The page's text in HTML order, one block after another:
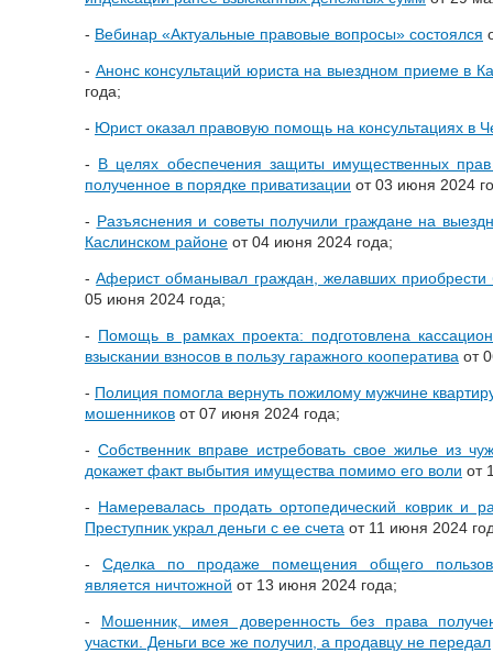
- Вебинар «Актуальные правовые вопросы» состоялся
- Анонс консультаций юриста на выездном приеме в
года;
- Юрист оказал правовую помощь на консультациях в
- В целях обеспечения защиты имущественных
полученное в порядке приватизации от 03 июня 2024
- Разъяснения и советы получили граждане на
Каслинском районе от 04 июня 2024 года;
-Аферист обманывал граждан, желавших
05 июня 2024 года;
- Помощь в рамках проекта: подготовлена
взыскании взносов в пользу гаражного кооператива от
- Полиция помогла вернуть пожилому мужчине
мошенников от 07 июня 2024 года;
- Собственник вправе истребовать свое жилье из
докажет факт выбытия имущества помимо его воли от
- Намеревалась продать ортопедический коврик и
Преступник украл деньги с ее счета от 11 июня 2024
- Сделка по продаже помещения общего
является ничтожной от 13 июня 2024 года;
- Мошенник, имея доверенность без права
участки. Деньги все же получил, а продавцу не передал